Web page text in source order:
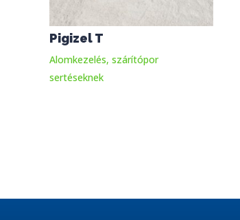
Pigizel T
Alomkezelés, szárítópor
sertéseknek